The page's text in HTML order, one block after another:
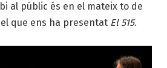
al públic és en el mateix to de
que ens ha presentat El 515.